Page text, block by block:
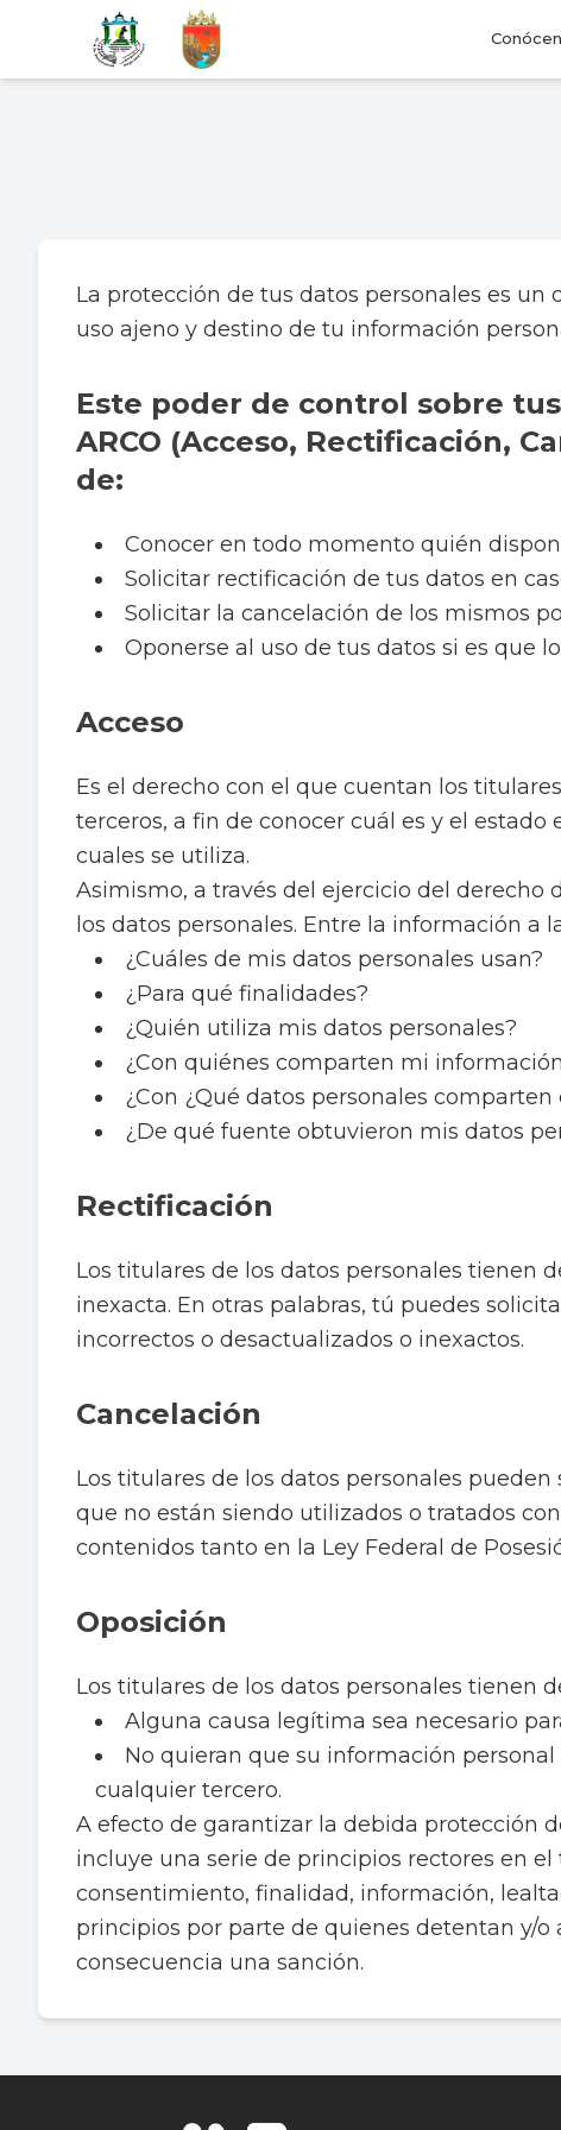
La protección de tus datos personales es
uso ajeno y destino de tu información
Este poder de control sobre
ARCO (Acceso, Rectificación,
de:
Conocer en todo momento quién
Solicitar rectificación de tus datos en
Solicitar la cancelación de los mismos
Oponerse al uso de tus datos si es que
Acceso
Es el derecho con el que cuentan los
terceros, a fin de conocer cuál es y el estado
cuales se utiliza.
Asimismo, a través del ejercicio del derecho
los datos personales. Entre la información a
¿Cuáles de mis datos personales usan?
¿Para qué finalidades?
¿Quién utiliza mis datos personales?
¿Con quiénes comparten mi
¿Con ¿Qué datos personales comparten
¿De qué fuente obtuvieron mis datos
Rectificación
Los titulares de los datos personales tienen
inexacta. En otras palabras, tú puedes
incorrectos o desactualizados o inexactos.
Cancelación
Los titulares de los datos personales
que no están siendo utilizados o tratados
contenidos tanto en la Ley Federal de
Oposición
Los titulares de los datos personales tienen
Alguna causa legítima sea necesario
No quieran que su información
cualquier tercero.
A efecto de garantizar la debida protección
incluye una serie de principios rectores en
consentimiento, finalidad, información,
principios por parte de quienes detentan y/
consecuencia una sanción.